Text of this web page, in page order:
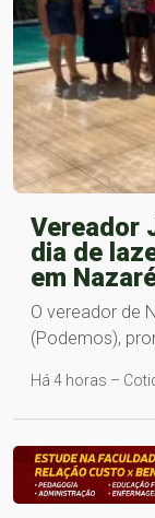
Vereador
dia de
em
O vereador de
(Podemos),
Há 4 horas –